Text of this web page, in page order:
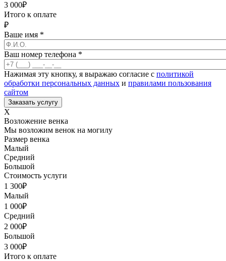
3 000₽
Итого к оплате
₽
Ваше имя *
Ваш номер телефона *
Нажимая эту кнопку, я выражаю согласие с политикой
обработки персональных данных и правилами пользования
сайтом
X
Возложение венка
Мы возложим венок на могилу
Размер венка
Малый
Средний
Большой
Стоимость услуги
1 300₽
Малый
1 000₽
Средний
2 000₽
Большой
3 000₽
Итого к оплате